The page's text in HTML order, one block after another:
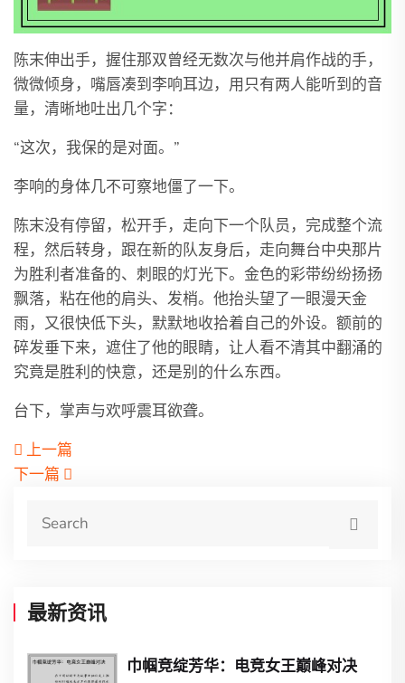
陈末伸出手，握住那双曾经无数次与他并肩作战的手，
微微倾身，嘴唇凑到李响耳边，用只有两人能听到的音
量，清晰地吐出几个字：
“这次，我保的是对面。”
李响的身体几不可察地僵了一下。
陈末没有停留，松开手，走向下一个队员，完成整个流
程，然后转身，跟在新的队友身后，走向舞台中央那片
为胜利者准备的、刺眼的灯光下。金色的彩带纷纷扬扬
飘落，粘在他的肩头、发梢。他抬头望了一眼漫天金
雨，又很快低下头，默默地收拾着自己的外设。额前的
碎发垂下来，遮住了他的眼睛，让人看不清其中翻涌的
究竟是胜利的快意，还是别的什么东西。
台下，掌声与欢呼震耳欲聋。
上一篇
下一篇
最新资讯
巾帼竞绽芳华：电竞女王巅峰对决